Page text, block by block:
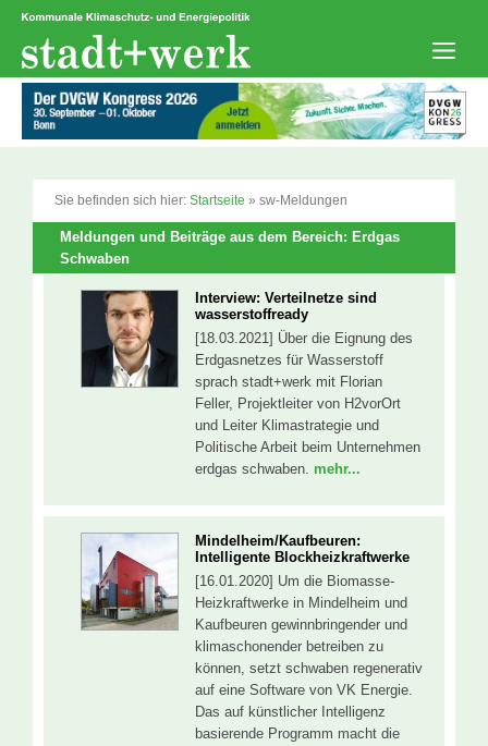
Zum
springen
Sie befinden sich hier: Startseite » sw-Meldungen
Meldungen und Beiträge aus dem Bereich: Erdgas
Schwaben
Interview: Verteilnetze sind
wasserstoffready
[18.03.2021] Über die Eignung des
Erdgasnetzes für Wasserstoff
sprach stadt+werk mit Florian
Feller, Projektleiter von H2vorOrt
und Leiter Klimastrategie und
Politische Arbeit beim Unternehmen
erdgas schwaben. mehr...
Mindelheim/Kaufbeuren:
Intelligente Blockheizkraftwerke
[16.01.2020] Um die Biomasse-
Heizkraftwerke in Mindelheim und
Kaufbeuren gewinnbringender und
klimaschonender betreiben zu
können, setzt schwaben regenerativ
auf eine Software von VK Energie.
Das auf künstlicher Intelligenz
basierende Programm macht die